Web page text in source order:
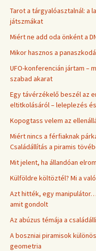
Tarot a tárgyalóasztalnál: a
játszmákat
Miért ne add oda önként a
Mikor hasznos a
UFO-konferencián jártam –
szabad akarat
Egy távérzékelő beszél az
eltitkolásáról – leleplezés
Kopogtass velem az
Miért nincs a férfiaknak
Családállítás a piramis
Mit jelent, ha állandóan
Külföldre költöztél? Mi a
Azt hitték, egy
amit gondolt
Az abúzus témája a
A boszniai piramisok
geometria